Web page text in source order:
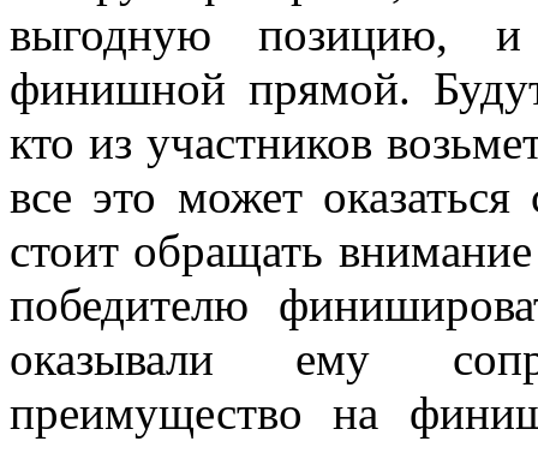
выгодную позицию,
финишной прямой.
кто из участников
все это может
стоит обращать
победителю
оказывали ему
преимущество на